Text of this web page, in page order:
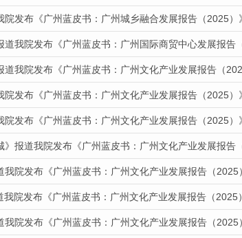
院发布《广州蓝皮书：广州城乡融合发展报告（2025）
道我院发布《广州蓝皮书：广州国际商贸中心发展报告
道我院发布《广州蓝皮书：广州文化产业发展报告（
院发布《广州蓝皮书：广州文化产业发展报告（2025）
院发布《广州蓝皮书：广州文化产业发展报告（2025）
》报道我院发布《广州蓝皮书：广州文化产业发展报告
我院发布《广州蓝皮书：广州文化产业发展报告（2025
院发布《广州蓝皮书：广州文化产业发展报告（2025
我院发布《广州蓝皮书：广州文化产业发展报告（2025